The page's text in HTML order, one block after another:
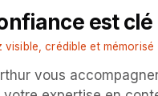
est clé
visible, crédible et mémorisé
vous